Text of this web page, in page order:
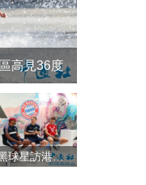
高見36度
拜仁慕尼黑球星訪港 與球迷近距離互動